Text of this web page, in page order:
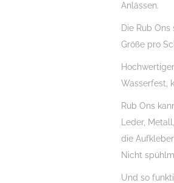
Rub
Ons,
Rubbelsticker,
für
Holz,
Raysin
u.v.m.
Menge
Anlässen.
Die Rub
Größe pro
Wasserfest,
Rub Ons
Leder,
die
Nicht
Und so